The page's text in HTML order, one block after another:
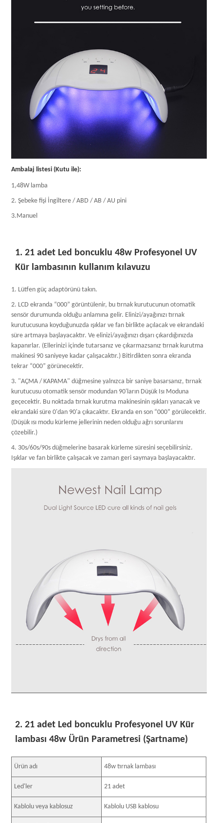
Ambalaj listesi (Kutu ile):
1,48W lamba
2. Şebeke fişi İngiltere / ABD / AB / AU pini
3.Manuel
1. 21 adet Led boncuklu 48w Profesyonel UV
Kür lambasının kullanım kılavuzu
1. Lütfen güç adaptörünü takın.
2. LCD ekranda “000” görüntülenir, bu tırnak kurutucunun otomatik
sensör durumunda olduğu anlamına gelir. Elinizi/ayağınızı tırnak
kurutucusuna koyduğunuzda ışıklar ve fan birlikte açılacak ve ekrandaki
süre artmaya başlayacaktır. Ve elinizi/ayağınızı dışarı çıkardığınızda
kapanırlar. (Ellerinizi içinde tutarsanız ve çıkarmazsanız tırnak kurutma
makinesi 90 saniyeye kadar çalışacaktır.) Bitirdikten sonra ekranda
tekrar “000” görünecektir.
3. "AÇMA / KAPAMA" düğmesine yalnızca bir saniye basarsanız, tırnak
kurutucusu otomatik sensör modundan 90'ların Düşük Isı Moduna
geçecektir. Bu noktada tırnak kurutma makinesinin ışıkları yanacak ve
ekrandaki süre 0'dan 90'a çıkacaktır. Ekranda en son “000” görülecektir.
(Düşük ısı modu kürleme jellerinin neden olduğu ağrı sorunlarını
çözebilir.)
4. 30s/60s/90s düğmelerine basarak kürleme süresini seçebilirsiniz.
Işıklar ve fan birlikte çalışacak ve zaman geri saymaya başlayacaktır.
2. 21 adet Led boncuklu Profesyonel UV Kür
lambası 48w Ürün Parametresi (Şartname)
Ürün adı 48w tırnak lambası
Led'ler 21 adet
Kablolu veya kablosuz Kablolu USB kablosu